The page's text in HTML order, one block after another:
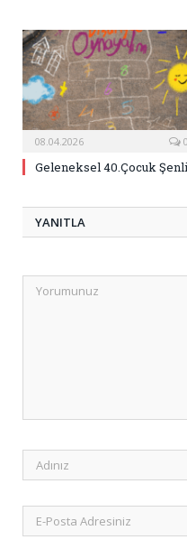
08.04.2026 0
Geleneksel 40.Çocuk
YANITLA